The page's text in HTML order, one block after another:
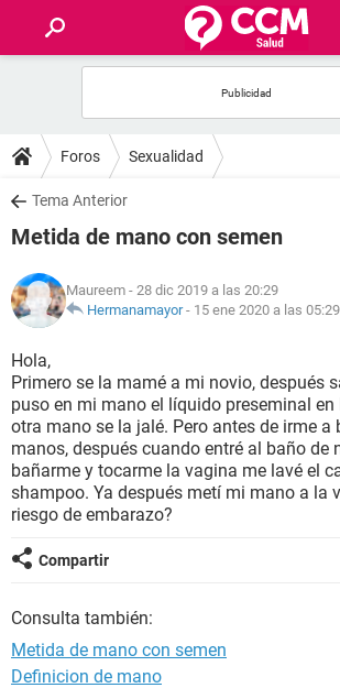
FOROS
SALUD
NUTRICIÓN
BIENESTAR
SEXUALIDAD
GLOSARIO
Foros Sexualidad
Tema Anterior
Metida de mano con semen
Maureem - 28 dic 2019 a las 20:29
Hermanamayor- 15 ene 2020 a las 05:29
Hola,
Primero se la mamé a mi novio, después
puso en mi mano el líquido preseminal en
otra mano se la jalé. Pero antes de irme a
manos, después cuando entré al baño de
bañarme y tocarme la vagina me lavé el
shampoo. Ya después metí mi mano a la
riesgo de embarazo?
Compartir
Consulta también:
Metida de mano con semen
Definicion de mano